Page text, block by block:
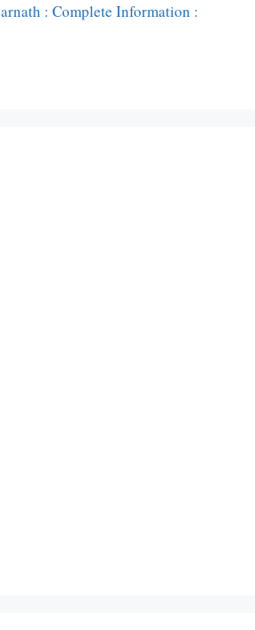
: Complete Information :